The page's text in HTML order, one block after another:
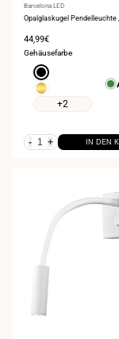
Anbieter:
Barcelona LED
Opalglaskugel Pendelleuchte
Verkaufspreis
44,99€
Gehäusefarbe
Schwarz
Gold
+2
- + IN DEN